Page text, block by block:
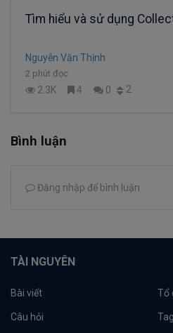
Tìm hiểu và sử dụng
Nguyễn Văn Thịnh
2 phút đọc
2.3K 4 0 2
Bình luận
Đăng nhập để bình luận
TÀI NGUYÊN
Bài viết Tổ
Câu hỏi